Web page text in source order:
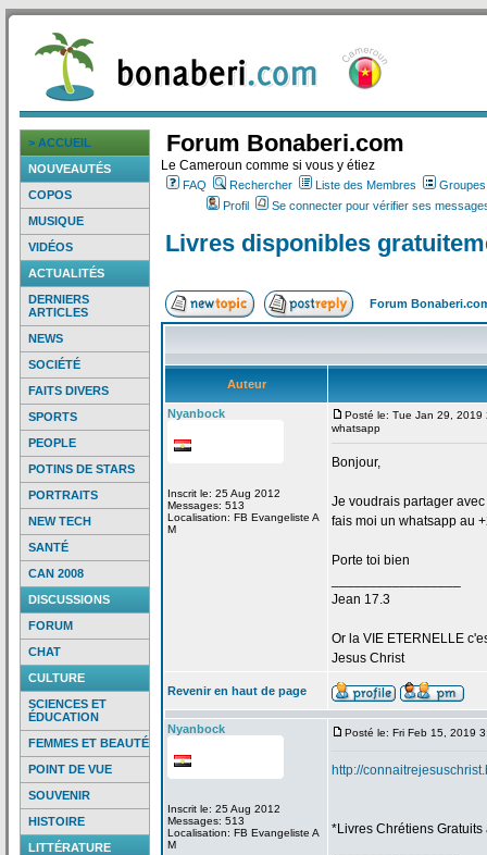
> ACCUEIL
NOUVEAUTÉS
COPOS
MUSIQUE
VIDÉOS
ACTUALITÉS
DERNIERS
ARTICLES
NEWS
SOCIÉTÉ
FAITS DIVERS
SPORTS
PEOPLE
POTINS DE STARS
PORTRAITS
NEW TECH
SANTÉ
CAN 2008
DISCUSSIONS
FORUM
CHAT
CULTURE
SCIENCES ET
ÉDUCATION
FEMMES ET BEAUTÉ
POINT DE VUE
SOUVENIR
HISTOIRE
LITTÉRATURE
Forum Bonaberi.com
Le Cameroun comme si vous y étiez
FAQ Rechercher Liste des Membres
Profil
Se connecter pour vérifier ses
Livres disponibles
Forum
Auteur
Nyanbock
Inscrit le: 25 Aug 2012
Messages: 513
Localisation: FB Evangeliste A
M
Posté le: Tue Jan 29, 2019
whatsapp
Bonjour,
Je voudrais partager
fais moi un whatsapp au
Porte toi bien
Jean 17.3
Or la VIE ETERNELLE
Jesus Christ
Revenir en haut de page
Nyanbock
Inscrit le: 25 Aug 2012
Messages: 513
Localisation: FB Evangeliste A
M
Posté le: Fri Feb 15, 2019
http://
*Livres Chrétiens